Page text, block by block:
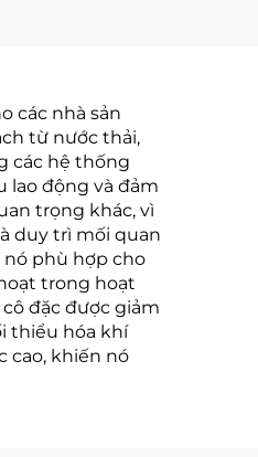
các nhà sản
từ nước thải,
các hệ thống
lao động và đảm
trọng khác, vì
duy trì mối quan
nó phù hợp cho
trong hoạt
đặc được giảm
thiểu hóa khí
cao, khiến nó